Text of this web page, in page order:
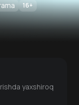
16+
yaxshiroq